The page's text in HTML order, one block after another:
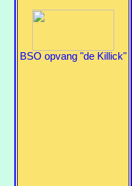
BSO opvang "de Killick"